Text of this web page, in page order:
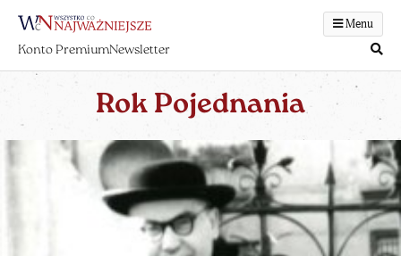
Menu
Konto PremiumNewsletter
Rok Pojednania